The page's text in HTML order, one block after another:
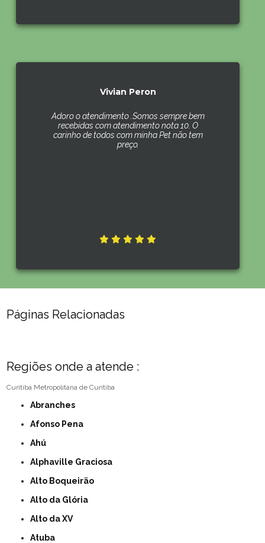
Vivian Peron
Adoro o atendimento .Somos sempre bem
recebidas com atendimento nota 10. O
carinho de todos com minha Pet não tem
preço.
Páginas Relacionadas
Regiões onde a atende :
Curitiba Metropolitana de Curitiba
Abranches
Afonso Pena
Ahú
Alphaville Graciosa
Alto Boqueirão
Alto da Glória
Alto da XV
Atuba